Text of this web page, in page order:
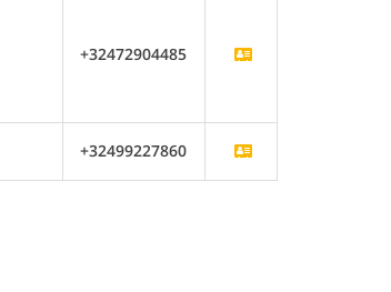
+32472904485
+32499227860